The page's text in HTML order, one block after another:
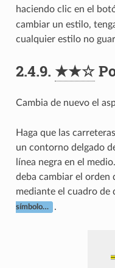
haciendo clic en el
cambiar un estilo,
cualquier estilo no
2.4.9. ★★☆
Cambia de nuevo el
Haga que las
un contorno delgado
línea negra en el
deba cambiar el orden
mediante el cuadro de
símbolo… .